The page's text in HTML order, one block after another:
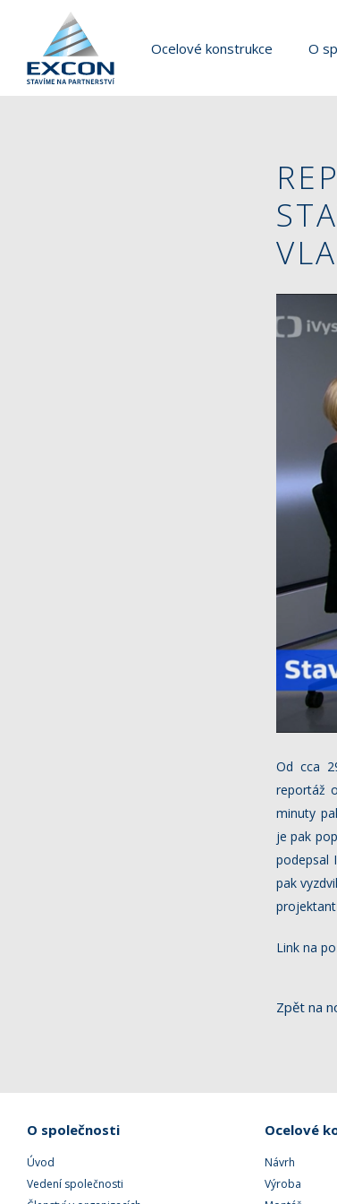
Ocelové konstrukce O
Od cca
reportáž
minuty
je pak
podepsal
pak
Link na
Zpět na
O společnosti
Úvod
Vedení společnosti
Ocelové
Návrh
Výroba